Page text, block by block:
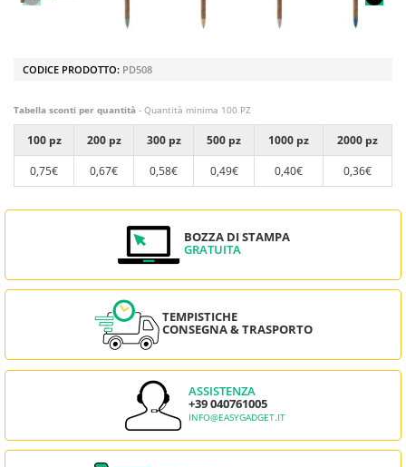
CODICE PRODOTTO: PD508
Tabella sconti per quantità - Quantità minima 100 PZ
100 pz 200 pz 300 pz 500 pz 1000 pz
2000 pz
0,75€
0,67€ 0,58€ 0,49€ 0,40€ 0,36€
BOZZA DI STAMPA
GRATUITA
TEMPISTICHE
CONSEGNA & TRASPORTO
ASSISTENZA
+39 040761005
INFO@EASYGADGET.IT